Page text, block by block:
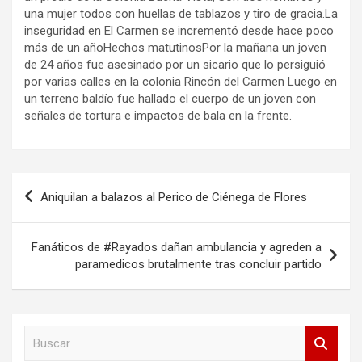
una mujer todos con huellas de tablazos y tiro de gracia.La
inseguridad en El Carmen se incrementó desde hace poco
más de un añoHechos matutinosPor la mañana un joven
de 24 años fue asesinado por un sicario que lo persiguió
por varias calles en la colonia Rincón del Carmen Luego en
un terreno baldío fue hallado el cuerpo de un joven con
señales de tortura e impactos de bala en la frente.
Navegación
de
Aniquilan a balazos al Perico de Ciénega de Flores
Fanáticos de #Rayados dañan ambulancia y agreden a
paramedicos brutalmente tras concluir partido